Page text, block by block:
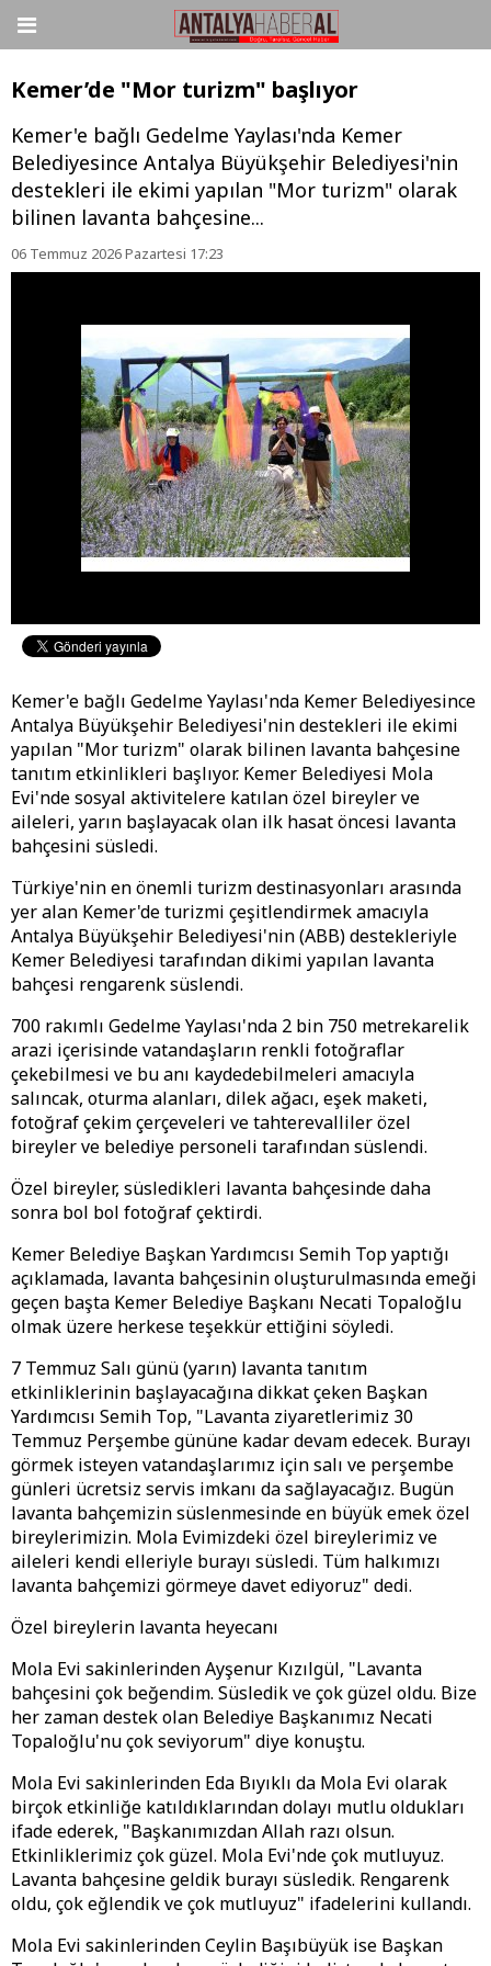
Kemer’de "Mor turizm" başlıyor
Kemer'e bağlı Gedelme Yaylası'nda Kemer
Belediyesince Antalya Büyükşehir Belediyesi'nin
destekleri ile ekimi yapılan "Mor turizm" olarak
bilinen lavanta bahçesine...
06 Temmuz 2026 Pazartesi 17:23
Kemer'e bağlı Gedelme Yaylası'nda Kemer Belediyesince
Antalya Büyükşehir Belediyesi'nin destekleri ile ekimi
yapılan "Mor turizm" olarak bilinen lavanta bahçesine
tanıtım etkinlikleri başlıyor. Kemer Belediyesi Mola
Evi'nde sosyal aktivitelere katılan özel bireyler ve
aileleri, yarın başlayacak olan ilk hasat öncesi lavanta
bahçesini süsledi.
Türkiye'nin en önemli turizm destinasyonları arasında
yer alan Kemer'de turizmi çeşitlendirmek amacıyla
Antalya Büyükşehir Belediyesi'nin (ABB) destekleriyle
Kemer Belediyesi tarafından dikimi yapılan lavanta
bahçesi rengarenk süslendi.
700 rakımlı Gedelme Yaylası'nda 2 bin 750 metrekarelik
arazi içerisinde vatandaşların renkli fotoğraflar
çekebilmesi ve bu anı kaydedebilmeleri amacıyla
salıncak, oturma alanları, dilek ağacı, eşek maketi,
fotoğraf çekim çerçeveleri ve tahterevalliler özel
bireyler ve belediye personeli tarafından süslendi.
Özel bireyler, süsledikleri lavanta bahçesinde daha
sonra bol bol fotoğraf çektirdi.
Kemer Belediye Başkan Yardımcısı Semih Top yaptığı
açıklamada, lavanta bahçesinin oluşturulmasında emeği
geçen başta Kemer Belediye Başkanı Necati Topaloğlu
olmak üzere herkese teşekkür ettiğini söyledi.
7 Temmuz Salı günü (yarın) lavanta tanıtım
etkinliklerinin başlayacağına dikkat çeken Başkan
Yardımcısı Semih Top, "Lavanta ziyaretlerimiz 30
Temmuz Perşembe gününe kadar devam edecek. Burayı
görmek isteyen vatandaşlarımız için salı ve perşembe
günleri ücretsiz servis imkanı da sağlayacağız. Bugün
lavanta bahçemizin süslenmesinde en büyük emek özel
bireylerimizin. Mola Evimizdeki özel bireylerimiz ve
aileleri kendi elleriyle burayı süsledi. Tüm halkımızı
lavanta bahçemizi görmeye davet ediyoruz" dedi.
Özel bireylerin lavanta heyecanı
Mola Evi sakinlerinden Ayşenur Kızılgül, "Lavanta
bahçesini çok beğendim. Süsledik ve çok güzel oldu. Bize
her zaman destek olan Belediye Başkanımız Necati
Topaloğlu'nu çok seviyorum" diye konuştu.
Mola Evi sakinlerinden Eda Bıyıklı da Mola Evi olarak
birçok etkinliğe katıldıklarından dolayı mutlu oldukları
ifade ederek, "Başkanımızdan Allah razı olsun.
Etkinliklerimiz çok güzel. Mola Evi'nde çok mutluyuz.
Lavanta bahçesine geldik burayı süsledik. Rengarenk
oldu, çok eğlendik ve çok mutluyuz" ifadelerini kullandı.
Mola Evi sakinlerinden Ceylin Başıbüyük ise Başkan